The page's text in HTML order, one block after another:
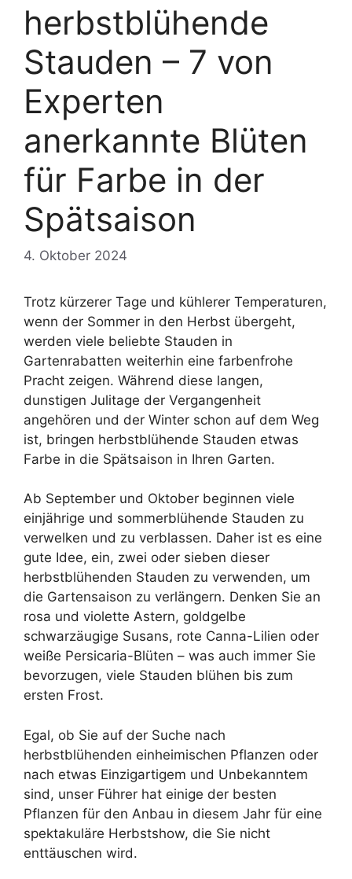
herbstblühende
Stauden – 7 von
Experten
anerkannte Blüten
für Farbe in der
Spätsaison
4. Oktober 2024
Trotz kürzerer Tage und kühlerer Temperaturen,
wenn der Sommer in den Herbst übergeht,
werden viele beliebte Stauden in
Gartenrabatten weiterhin eine farbenfrohe
Pracht zeigen. Während diese langen,
dunstigen Julitage der Vergangenheit
angehören und der Winter schon auf dem Weg
ist, bringen herbstblühende Stauden etwas
Farbe in die Spätsaison in Ihren Garten.
Ab September und Oktober beginnen viele
einjährige und sommerblühende Stauden zu
verwelken und zu verblassen. Daher ist es eine
gute Idee, ein, zwei oder sieben dieser
herbstblühenden Stauden zu verwenden, um
die Gartensaison zu verlängern. Denken Sie an
rosa und violette Astern, goldgelbe
schwarzäugige Susans, rote Canna-Lilien oder
weiße Persicaria-Blüten – was auch immer Sie
bevorzugen, viele Stauden blühen bis zum
ersten Frost.
Egal, ob Sie auf der Suche nach
herbstblühenden einheimischen Pflanzen oder
nach etwas Einzigartigem und Unbekanntem
sind, unser Führer hat einige der besten
Pflanzen für den Anbau in diesem Jahr für eine
spektakuläre Herbstshow, die Sie nicht
enttäuschen wird.